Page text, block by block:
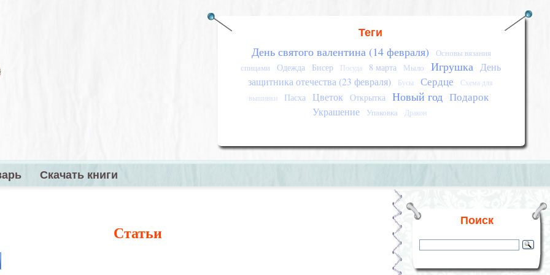
Теги
День святого валентина (14 февраля)
Основы вязания
спицами
Одежда Бисер Посуда 8 марта Мыло Игрушка День
защитника отечества (23 февраля)
Бусы Сердце
Схема для
вышивки
Пасха Цветок Открытка Новый год Подарок
Украшение Упаковка Дракон
Скачать книги
Статьи
Поиск